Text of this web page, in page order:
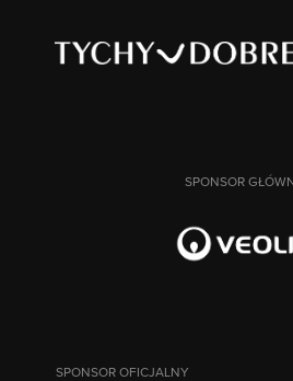
SPONSOR
SPONSOR OFICJALNY